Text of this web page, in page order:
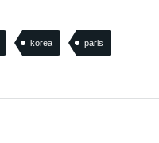
korea paris